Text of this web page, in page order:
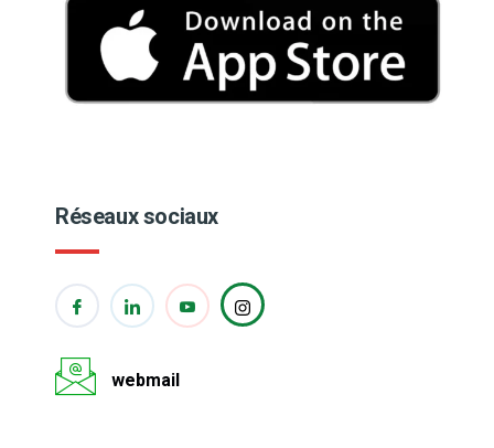
Réseaux sociaux
webmail